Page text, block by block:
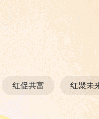
红促共富 红聚未